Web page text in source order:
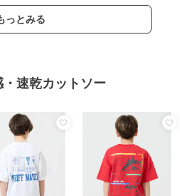
っとみる
速乾カットソー